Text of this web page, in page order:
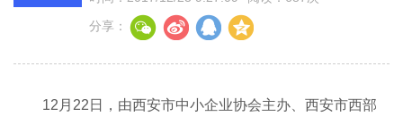
分享：
12月22日，由西安市中小企业协会主办、西安市西部